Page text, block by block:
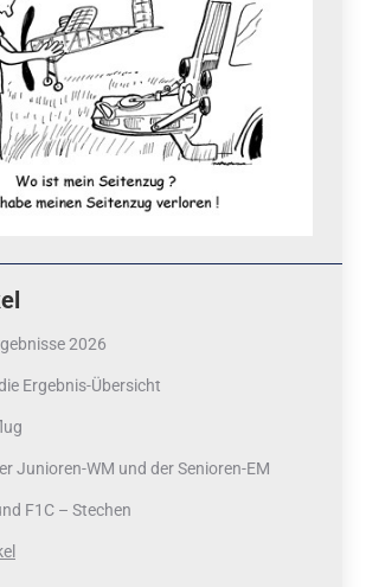
2026
Ergebnis-Übersicht
Junioren-WM und der Senioren-EM
F1C – Stechen